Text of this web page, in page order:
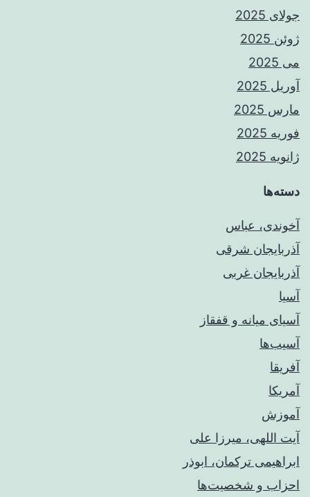
جولای 2025
ژوئن 2025
می 2025
آوریل 2025
مارس 2025
فوریه 2025
ژانویه 2025
دسته‌ها
آخوندی، عباس
آذربایجان شرقی
آذربایجان غربی
آسیا
آسیای میانه و قفقاز
آسیب‌ها
آفریقا
آمریکا
آموزش
آیت اللهی، میرزا علی
ابراهیمی ترکمان، ابوذر
احزاب و شخصیت‌ها